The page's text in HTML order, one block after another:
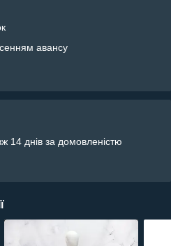
авансу
14 днів за домовленістю